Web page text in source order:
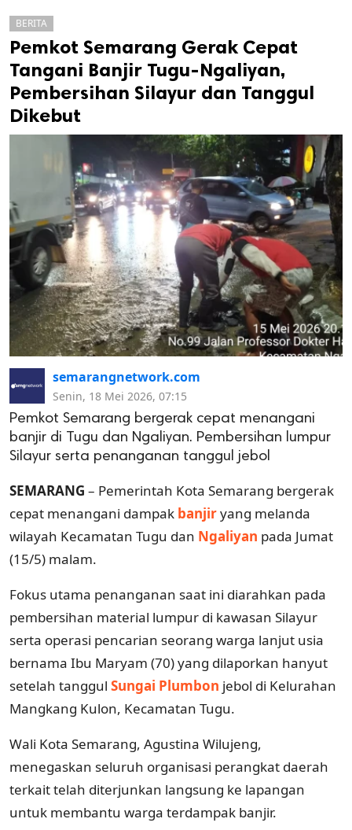
BERITA
Pemkot Semarang Gerak Cepat
Tangani Banjir Tugu-Ngaliyan,
Pembersihan Silayur dan Tanggul
Dikebut
semarangnetwork.com
Senin, 18 Mei 2026, 07:15
Pemkot Semarang bergerak cepat menangani
banjir di Tugu dan Ngaliyan. Pembersihan lumpur
Silayur serta penanganan tanggul jebol
SEMARANG – Pemerintah Kota Semarang bergerak
cepat menangani dampak banjiryang melanda
wilayah Kecamatan Tugu dan Ngaliyan pada Jumat
(15/5) malam.
Fokus utama penanganan saat ini diarahkan pada
pembersihan material lumpur di kawasan Silayur
serta operasi pencarian seorang warga lanjut usia
bernama Ibu Maryam (70) yang dilaporkan hanyut
setelah tanggul Sungai Plumbon jebol di Kelurahan
Mangkang Kulon, Kecamatan Tugu.
Wali Kota Semarang, Agustina Wilujeng,
menegaskan seluruh organisasi perangkat daerah
terkait telah diterjunkan langsung ke lapangan
untuk membantu warga terdampak banjir.